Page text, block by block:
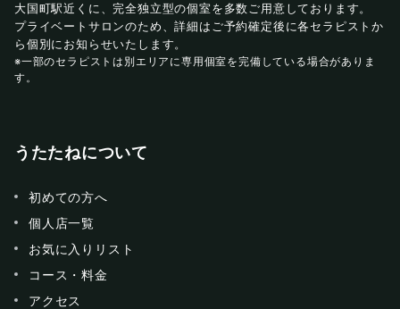
大国町駅近くに、完全独立型の個室を多数ご用意しております。
プライベートサロンのため、詳細はご予約確定後に各セラピストか
ら個別にお知らせいたします。
※一部のセラピストは別エリアに専用個室を完備している場合がありま
す。
うたたねについて
初めての方へ
個人店一覧
お気に入りリスト
コース・料金
アクセス